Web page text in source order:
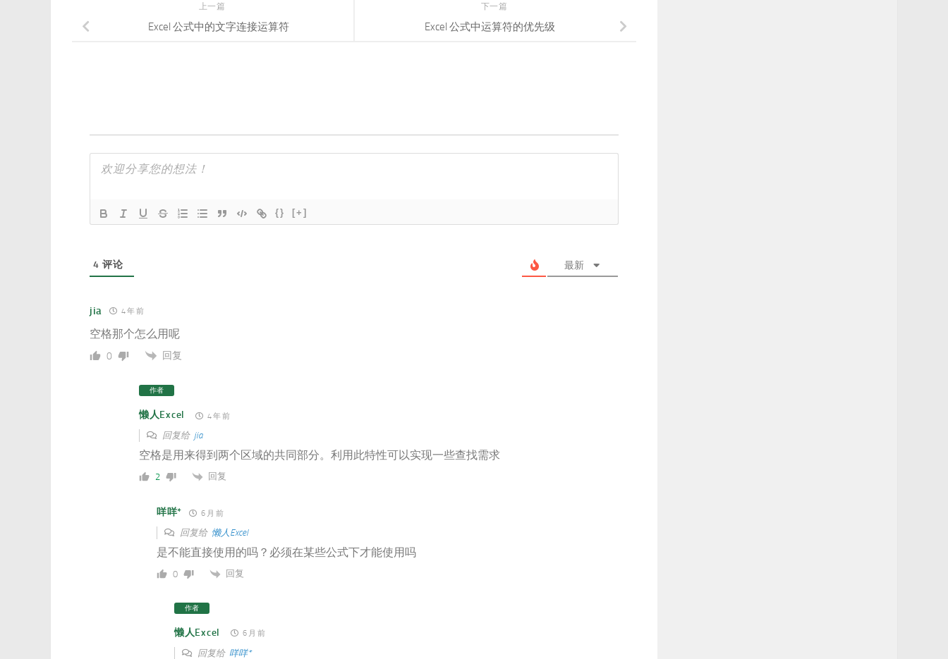
下一篇
Excel 公式中运算符的优先级
上一篇
Excel 公式中的文字连接运算符
{} [+]
4 评论 最新
jia 4 年 前
空格那个怎么用呢
0 回复
作者
懒人Excel 4 年 前
回复给 jia
空格是用来得到两个区域的共同部分。利用此特性可以实现一些查找需求
2 回复
咩咩* 6 月 前
回复给 懒人Excel
是不能直接使用的吗？必须在某些公式下才能使用吗
0 回复
作者
懒人Excel 6 月 前
回复给 咩咩*